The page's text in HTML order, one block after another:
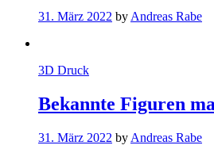
31. März 2022 byAndreas Rabe
3D Druck
Bekannte Figuren
31. März 2022 by Andreas Rabe